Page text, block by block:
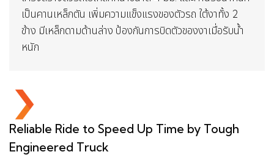
เป็นคานเหล็กตัน เพิ่มความแข็งแรงของตัวรถ ใต้งาทั้ง 2
ข้าง มีเหล็กดามด้านล่าง ป้องกันการบิดตัวของงาเมื่อรับน้ำ
หนัก
Reliable Ride to Speed Up Time by Tough
Engineered Truck